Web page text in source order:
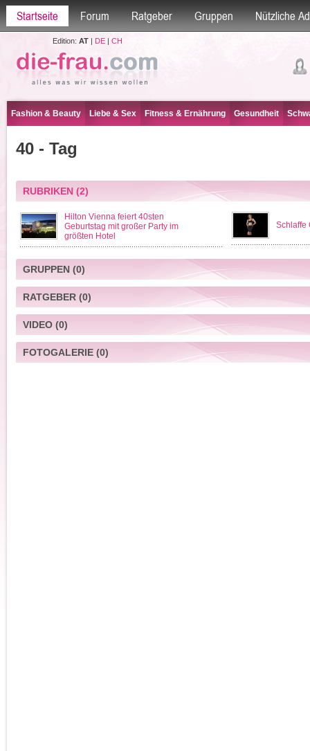
Startseite Forum Ratgeber Gruppen Nützliche
Edition: AT| DE| CH
Fashion & Beauty Liebe & Sex Fitness & Ernährung Gesundheit
40 - Tag
RUBRIKEN(2)
Hilton Vienna feiert 40sten
Geburtstag mit großer Party im
größten Hotel
Schlaffe
GRUPPEN(0)
RATGEBER(0)
VIDEO(0)
FOTOGALERIE(0)